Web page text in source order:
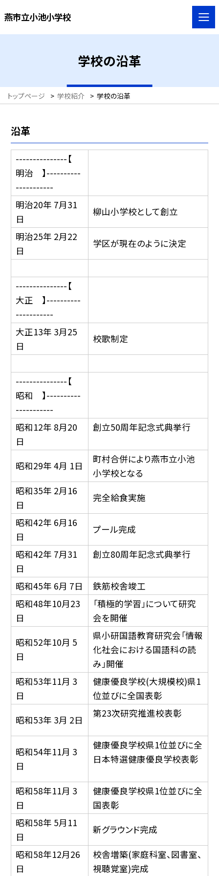
燕市立小池小学校
学校の沿革
トップページ > 学校紹介 > 学校の沿革
沿革
---------------【
明治 】----------
-----------
明治20年 7月31
日
柳山小学校として創立
明治25年 2月22
日
学区が現在のように決定
---------------【
大正 】----------
-----------
大正13年 3月25
日
校歌制定
---------------【
昭和 】----------
-----------
昭和12年 8月20
日
創立50周年記念式典挙行
昭和29年 4月 1日
町村合併により燕市立小池
小学校となる
昭和35年 2月16
日
完全給食実施
昭和42年 6月16
日
プール完成
昭和42年 7月31
日
創立80周年記念式典挙行
昭和45年 6月 7日
鉄筋校舎竣工
昭和48年10月23
日
「積極的学習」について研究
会を開催
昭和52年10月 5
日
県小研国語教育研究会「情報
化社会における国語科の読
み」開催
昭和53年11月 3
日
健康優良学校(大規模校)県1
位並びに全国表彰
昭和53年 3月 2日
第23次研究推進校表彰
昭和54年11月 3
日
健康優良学校県1位並びに全
日本特選健康優良学校表彰
昭和58年11月 3
日
健康優良学校県1位並びに全
国表彰
昭和58年 5月11
日
新グラウンド完成
昭和58年12月26
日
校舎増築(家庭科室、図書室、
視聴覚室)完成